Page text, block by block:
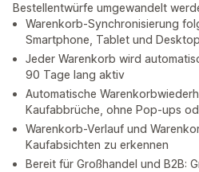
Bestellentwürfe umgewandelt
Warenkorb-Synchronisierung
Smartphone, Tablet und Desktop
Jeder Warenkorb wird
90 Tage lang aktiv
Automatische
Kaufabbrüche, ohne Pop-ups
Warenkorb-Verlauf und
Kaufabsichten zu erkennen
Bereit für Großhandel und B2B: